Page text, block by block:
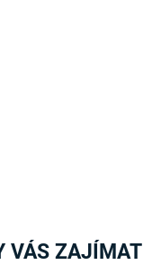
VÁS ZAJÍMAT